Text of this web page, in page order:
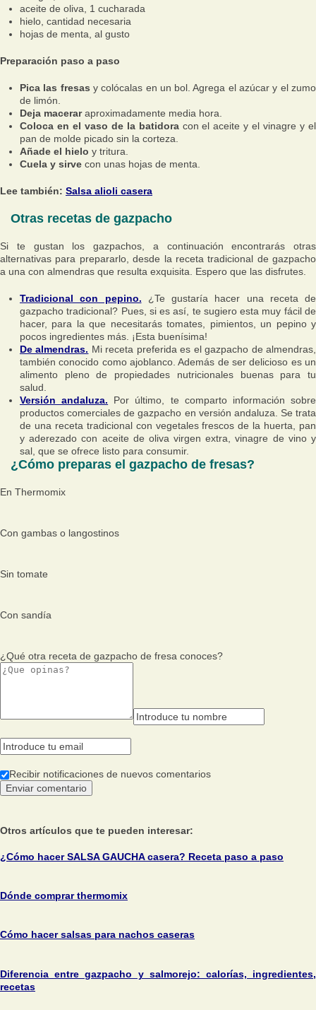
aceite de oliva, 1 cucharada
hielo, cantidad necesaria
hojas de menta, al gusto
Preparación paso a paso
Pica las fresas y colócalas en un bol. Agrega el azúcar y el zumo
de limón.
Deja maceraraproximadamente media hora.
Coloca en el vaso de la batidoracon el aceite y el vinagre y el
pan de molde picado sin la corteza.
Añade el hielo y tritura.
Cuela y sirve con unas hojas de menta.
Lee también: Salsa alioli casera
Otras recetas de gazpacho
Si te gustan los gazpachos, a continuación encontrarás otras
alternativas para prepararlo, desde la receta tradicional de gazpacho
a una con almendras que resulta exquisita. Espero que las disfrutes.
Tradicional con pepino. ¿Te gustaría hacer una receta de
gazpacho tradicional? Pues, si es así, te sugiero esta muy fácil de
hacer, para la que necesitarás tomates, pimientos, un pepino y
pocos ingredientes más. ¡Esta buenísima!
De almendras. Mi receta preferida es el gazpacho de almendras,
también conocido como ajoblanco. Además de ser delicioso es un
alimento pleno de propiedades nutricionales buenas para tu
salud.
Versión andaluza. Por último, te comparto información sobre
productos comerciales de gazpacho en versión andaluza. Se trata
de una receta tradicional con vegetales frescos de la huerta, pan
y aderezado con aceite de oliva virgen extra, vinagre de vino y
sal, que se ofrece listo para consumir.
¿Cómo preparas el gazpacho de fresas?
En Thermomix
Con gambas o langostinos
Sin tomate
Con sandía
¿Qué otra receta de gazpacho de fresa conoces?
Recibir notificaciones de nuevos comentarios
Otros artículos que te pueden interesar:
¿Cómo hacer SALSA GAUCHA casera? Receta paso a paso
Dónde comprar thermomix
Cómo hacer salsas para nachos caseras
Diferencia entre gazpacho y salmorejo: calorías, ingredientes,
recetas